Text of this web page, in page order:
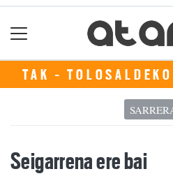
TAK -
Seigarrena ere bai